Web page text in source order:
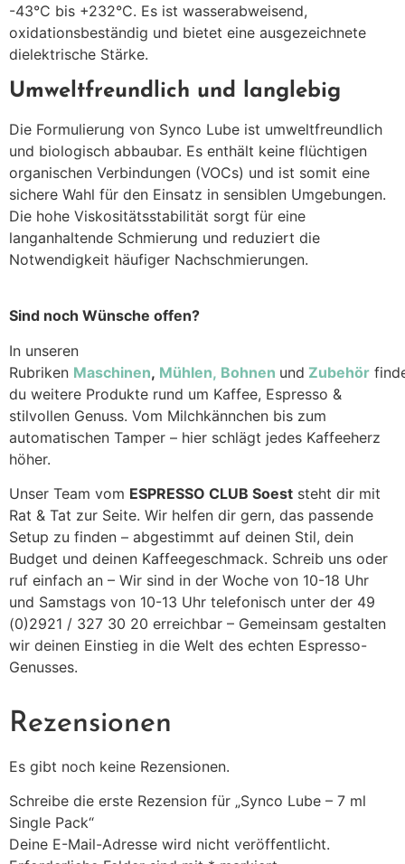
-43°C bis +232°C. Es ist wasserabweisend,
oxidationsbeständig und bietet eine ausgezeichnete
dielektrische Stärke.
Umweltfreundlich und langlebig
Die Formulierung von Synco Lube ist umweltfreundlich
und biologisch abbaubar. Es enthält keine flüchtigen
organischen Verbindungen (VOCs) und ist somit eine
sichere Wahl für den Einsatz in sensiblen Umgebungen.
Die hohe Viskositätsstabilität sorgt für eine
langanhaltende Schmierung und reduziert die
Notwendigkeit häufiger Nachschmierungen.
Sind noch Wünsche offen?
In unseren
Rubriken Maschinen, Mühlen, Bohnen und Zubehör
du weitere Produkte rund um Kaffee, Espresso &
stilvollen Genuss. Vom Milchkännchen bis zum
automatischen Tamper – hier schlägt jedes Kaffeeherz
höher.
Unser Team vom ESPRESSO CLUB Soest steht dir mit
Rat & Tat zur Seite. Wir helfen dir gern, das passende
Setup zu finden – abgestimmt auf deinen Stil, dein
Budget und deinen Kaffeegeschmack. Schreib uns oder
ruf einfach an – Wir sind in der Woche von 10-18 Uhr
und Samstags von 10-13 Uhr telefonisch unter der 49
(0)2921 / 327 30 20 erreichbar – Gemeinsam gestalten
wir deinen Einstieg in die Welt des echten Espresso-
Genusses.
Rezensionen
Es gibt noch keine Rezensionen.
Schreibe die erste Rezension für „Synco Lube – 7 ml
Single Pack“
Deine E-Mail-Adresse wird nicht veröffentlicht.